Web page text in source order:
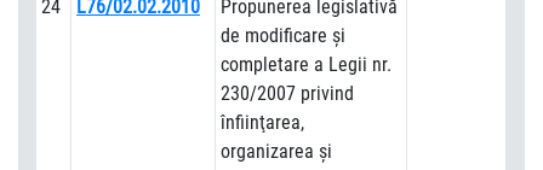
24 L76/02.02.2010
Propunerea legislativă
de modificare şi
completare a Legii nr.
230/2007 privind
înfiinţarea,
organizarea şi